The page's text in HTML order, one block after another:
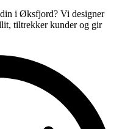
i Øksfjord? Vi designer
tiltrekker kunder og gir